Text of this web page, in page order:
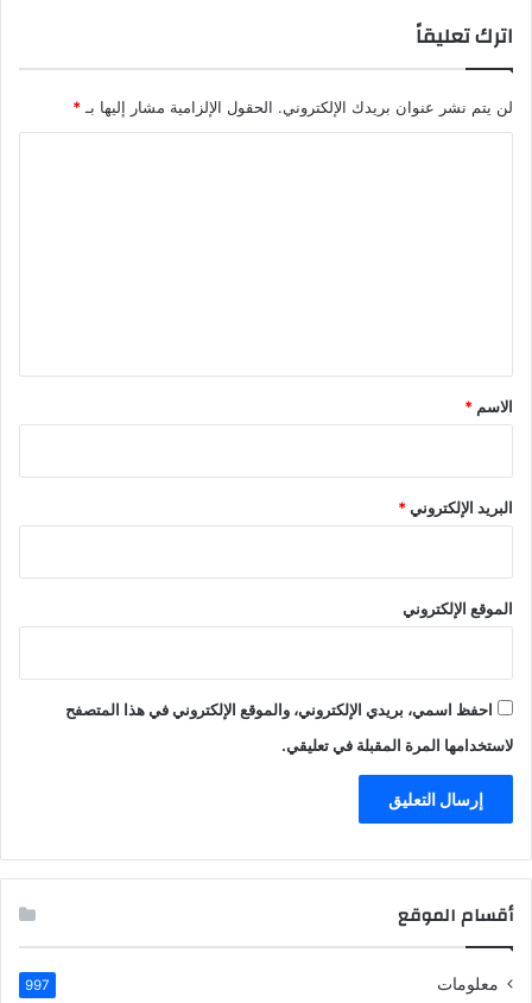
اترك تعليقاً
لن يتم نشر عنوان بريدك الإلكتروني. الحقول الإلزامية مشار إليها بـ*
*
الاسم *
البريد الإلكتروني*
الموقع الإلكتروني
احفظ اسمي، بريدي الإلكتروني، والموقع الإلكتروني في هذا المتصفح
لاستخدامها المرة المقبلة في تعليقي.
أقسام الموقع
معلومات 997